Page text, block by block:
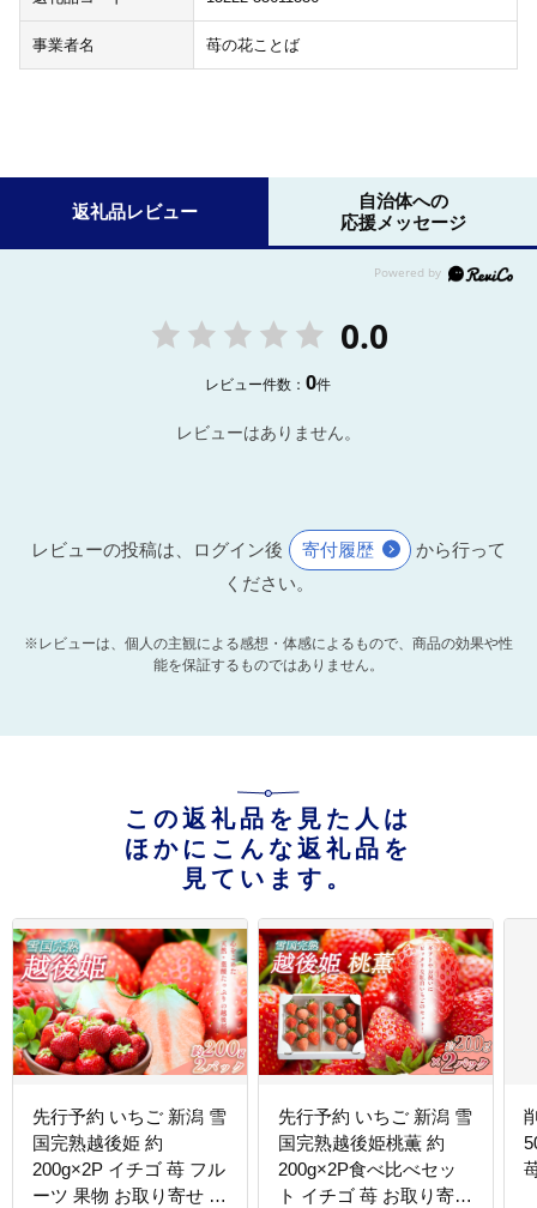
事業者名 苺の花ことば
返礼品レビュー
自治体への
応援メッセージ
0.0
レビュー件数：0件
レビューはありません。
レビューの投稿は、ログイン後 寄付履歴
から行って
ください。
※レビューは、個人の主観による感想・体感によるもので、商品の効果や性
能を保証するものではありません。
この返礼品を見た人は
ほかにこんな返礼品を
見ています。
先行予約 いちご 新潟 雪
国完熟越後姫 約
200g×2P イチゴ 苺 フル
ーツ 果物 お取り寄せ ギ
先行予約 いちご 新潟 雪
国完熟越後姫桃薫 約
200g×2P食べ比べセッ
ト イチゴ 苺 お取り寄せ